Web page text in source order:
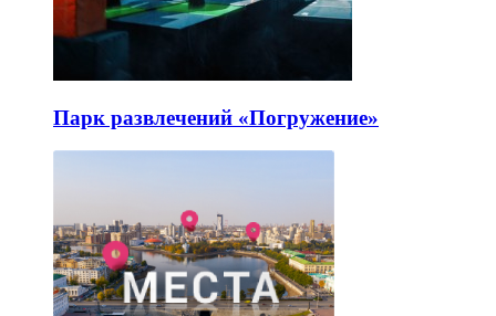
Парк развлечений «Погружение»